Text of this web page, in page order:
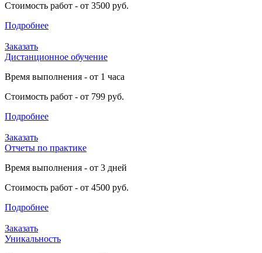
Стоимость работ - от 3500 руб.
Подробнее
Заказать
Дистанционное обучение
Время выполнения - от 1 часа
Стоимость работ - от 799 руб.
Подробнее
Заказать
Отчеты по практике
Время выполнения - от 3 дней
Стоимость работ - от 4500 руб.
Подробнее
Заказать
Уникальность